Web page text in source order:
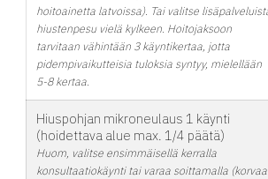
hoitoainetta latvoissa). Tai valitse lisäpalveluista
hiustenpesu vielä kylkeen. Hoitojaksoon
tarvitaan vähintään 3 käyntikertaa, jotta
pidempivaikutteisia tuloksia syntyy, mielellään
5-8 kertaa.
Hiuspohjan mikroneulaus 1 käynti
(hoidettava alue max. 1/4 päätä)
Huom, valitse ensimmäisellä kerralla
konsultaatiokäynti tai varaa soittamalla (korvaa